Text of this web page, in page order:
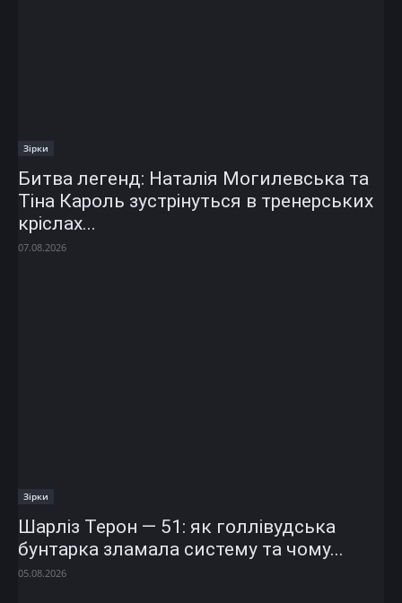
Зірки
Битва легенд: Наталія Могилевська та
Тіна Кароль зустрінуться в тренерських
кріслах...
07.08.2026
Зірки
Шарліз Терон — 51: як голлівудська
бунтарка зламала систему та чому...
05.08.2026